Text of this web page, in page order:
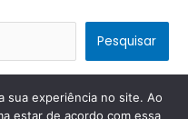
Pesquisar
Tema Astra para WordPress
sua experiência no site. Ao
estar de acordo com essa